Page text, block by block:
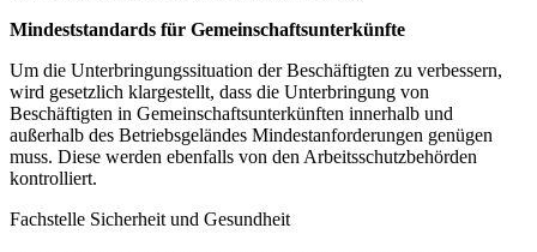
Mindeststandards für Gemeinschaftsunterkünfte
Um die Unterbringungssituation der Beschäftigten zu verbessern,
wird gesetzlich klargestellt, dass die Unterbringung von
Beschäftigten in Gemeinschaftsunterkünften innerhalb und
außerhalb des Betriebsgeländes Mindestanforderungen genügen
muss. Diese werden ebenfalls von den Arbeitsschutzbehörden
kontrolliert.
Fachstelle Sicherheit und Gesundheit